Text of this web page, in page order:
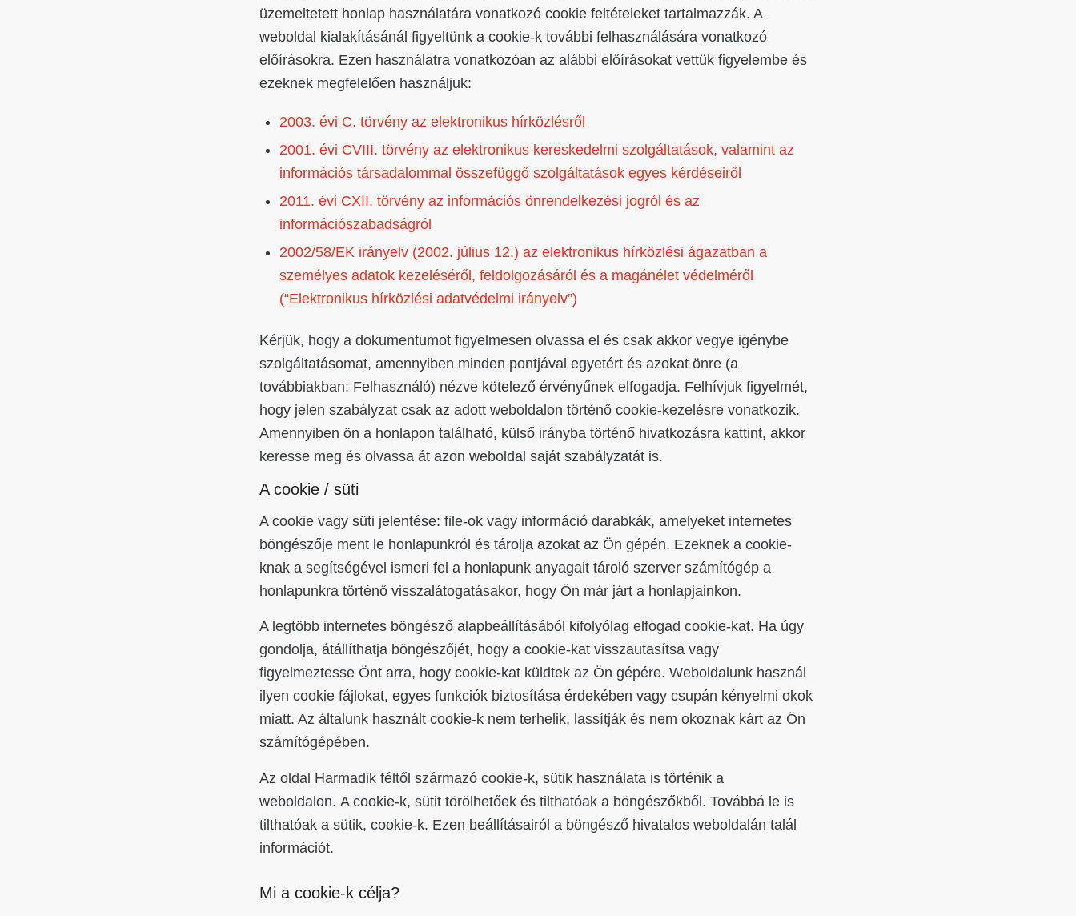
üzemeltetett honlap használatára vonatkozó cookie feltételeket tartalmazzák. A
weboldal kialakításánál figyeltünk a cookie-k további felhasználására vonatkozó
előírásokra. Ezen használatra vonatkozóan az alábbi előírásokat vettük figyelembe és
ezeknek megfelelően használjuk:
2003. évi C. törvény az elektronikus hírközlésről
2001. évi CVIII. törvény az elektronikus kereskedelmi szolgáltatások, valamint az
információs társadalommal összefüggő szolgáltatások egyes kérdéseiről
2011. évi CXII. törvény az információs önrendelkezési jogról és az
információszabadságról
2002/58/EK irányelv (2002. július 12.) az elektronikus hírközlési ágazatban a
személyes adatok kezeléséről, feldolgozásáról és a magánélet védelméről
(“Elektronikus hírközlési adatvédelmi irányelv”)
Kérjük, hogy a dokumentumot figyelmesen olvassa el és csak akkor vegye igénybe
szolgáltatásomat, amennyiben minden pontjával egyetért és azokat önre (a
továbbiakban: Felhasználó) nézve kötelező érvényűnek elfogadja. Felhívjuk figyelmét,
hogy jelen szabályzat csak az adott weboldalon történő cookie-kezelésre vonatkozik.
Amennyiben ön a honlapon található, külső irányba történő hivatkozásra kattint, akkor
keresse meg és olvassa át azon weboldal saját szabályzatát is.
A cookie / süti
A cookie vagy süti jelentése: file-ok vagy információ darabkák, amelyeket internetes
böngészője ment le honlapunkról és tárolja azokat az Ön gépén. Ezeknek a cookie-
knak a segítségével ismeri fel a honlapunk anyagait tároló szerver számítógép a
honlapunkra történő visszalátogatásakor, hogy Ön már járt a honlapjainkon.
A legtöbb internetes böngésző alapbeállításából kifolyólag elfogad cookie-kat. Ha úgy
gondolja, átállíthatja böngészőjét, hogy a cookie-kat visszautasítsa vagy
figyelmeztesse Önt arra, hogy cookie-kat küldtek az Ön gépére. Weboldalunk használ
ilyen cookie fájlokat, egyes funkciók biztosítása érdekében vagy csupán kényelmi okok
miatt. Az általunk használt cookie-k nem terhelik, lassítják és nem okoznak kárt az Ön
számítógépében.
Az oldal Harmadik féltől származó cookie-k, sütik használata is történik a
weboldalon. A cookie-k, sütit törölhetőek és tilthatóak a böngészőkből. Továbbá le is
tilthatóak a sütik, cookie-k. Ezen beállításairól a böngésző hivatalos weboldalán talál
információt.
Mi a cookie-k célja?